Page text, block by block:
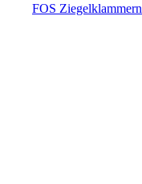
FOS Ziegelklammern